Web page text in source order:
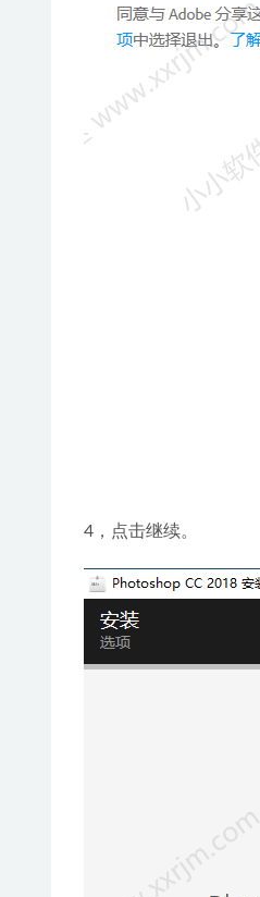
4，点击继续。